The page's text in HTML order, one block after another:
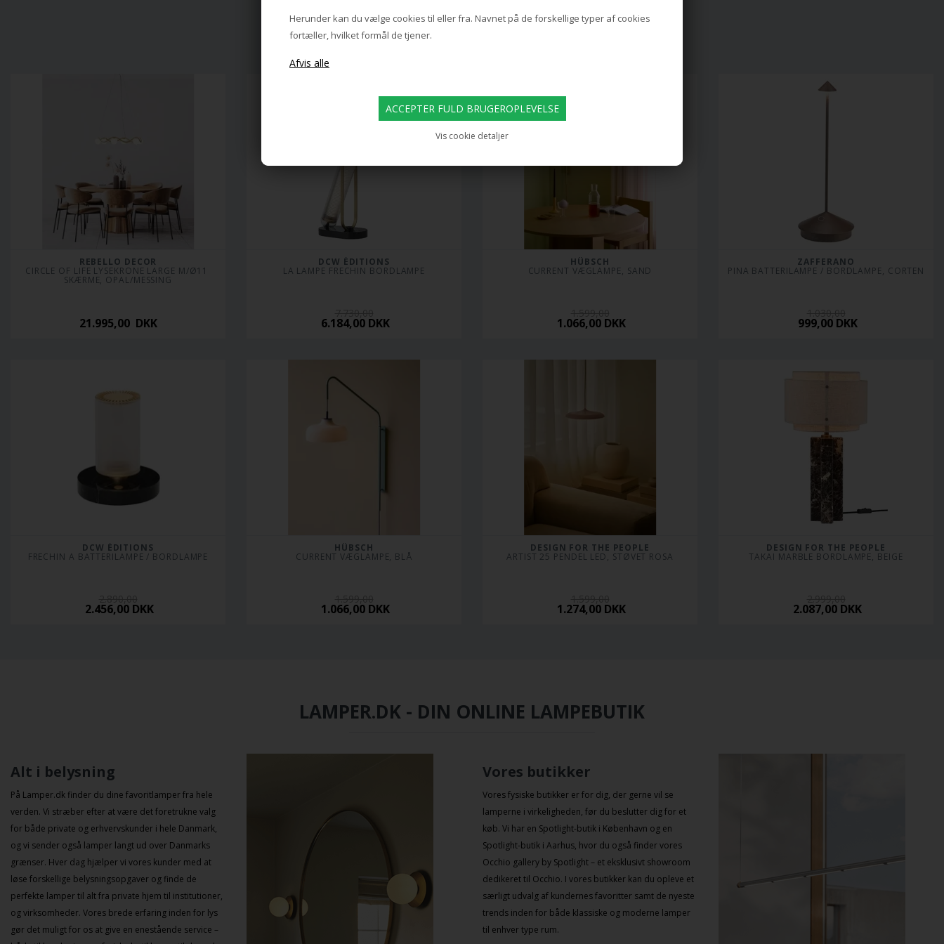
Herunder kan du vælge cookies til eller fra. Navnet på de forskellige typer af cookies
fortæller, hvilket formål de tjener.
Vis cookie detaljer
der passer til dine rum og
et raffineret og harmonisk
POPULÆRE PRODUKTER
REBELLO DECOR
CIRCLE OF LIFE LYSEKRONE LARGE M/Ø11
SKÆRME, OPAL/MESSING
21.995,00 DKK
DCW ÉDITIONS
LA LAMPE FRECHIN BORDLAMPE
6.184,00 DKK
HÜBSCH
CURRENT VÆGLAMPE, SAND
1.066,00 DKK
ZAFFERANO
PINA BATTERILAMPE / BORDLAMPE, CORTEN
999,00 DKK
DCW ÉDITIONS
FRECHIN A BATTERILAMPE / BORDLAMPE
2.456,00 DKK
HÜBSCH
CURRENT VÆGLAMPE, BLÅ
1.066,00 DKK
DESIGN FOR THE PEOPLE
ARTIST 25 PENDEL LED, STØVET ROSA
1.274,00 DKK
DESIGN FOR THE PEOPLE
TAKAI MARBLE BORDLAMPE, BEIGE
2.087,00 DKK
LAMPER.DK - DIN ONLINE LAMPEBUTIK
Alt i belysning
På Lamper.dk finder du dine favoritlamper fra hele
verden. Vi stræber efter at være det foretrukne valg
for både private og erhvervskunder i hele Danmark,
og vi sender også lamper langt ud over Danmarks
grænser. Hver dag hjælper vi vores kunder med at
løse forskellige belysningsopgaver og finde de
perfekte lamper til alt fra private hjem til institutioner,
og virksomheder. Vores brede erfaring inden for lys
gør det muligt for os at give en enestående service –
Vores butikker
Vores fysiske butikker er for dig, der gerne vil se
lamperne i virkeligheden, før du beslutter dig for et
køb. Vi har en Spotlight-butik i København og en
Spotlight-butik i Aarhus, hvor du også finder vores
Occhio gallery by Spotlight – et eksklusivt showroom
dedikeret til Occhio. I vores butikker kan du opleve et
særligt udvalg af kundernes favoritter samt de nyeste
trends inden for både klassiske og moderne lamper
til enhver type rum.